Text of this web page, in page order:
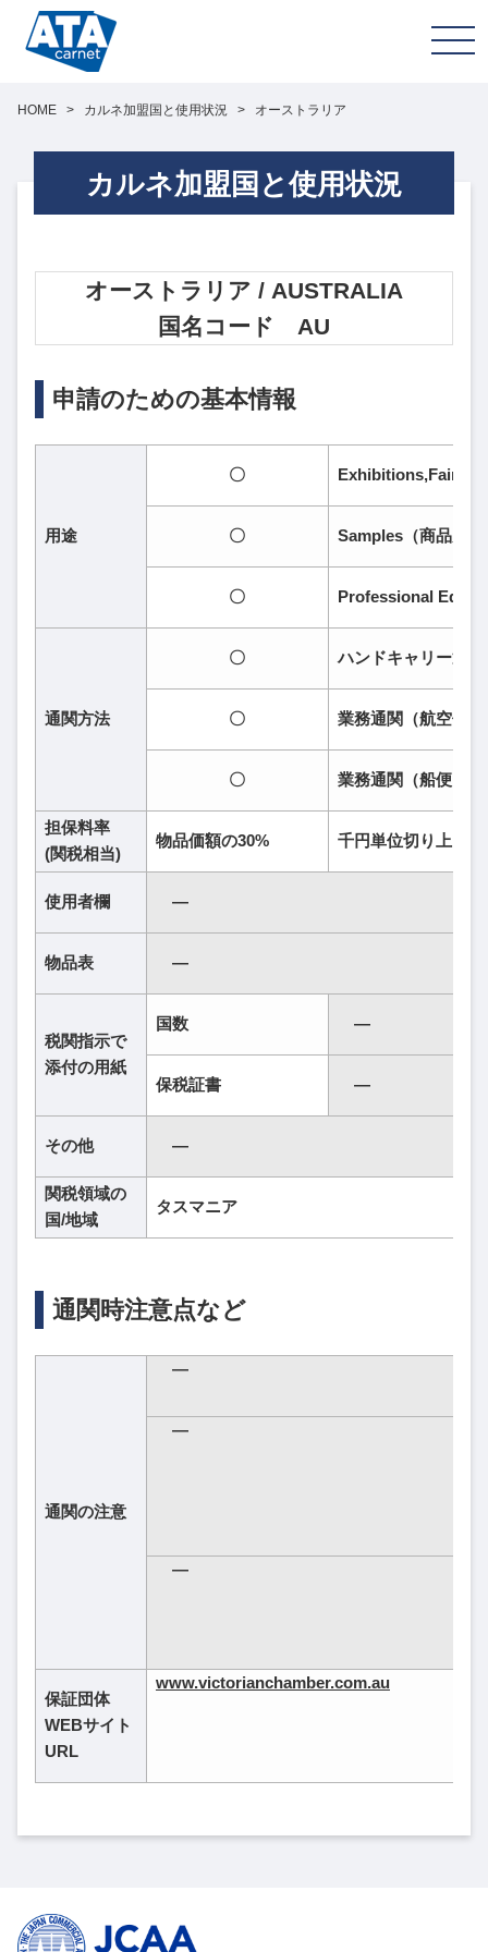
HOME > カルネ加盟国と使用状況 > オーストラリア
カルネ加盟国と使用状況
オーストラリア / AUSTRALIA
国名コード AU
申請のための基本情報
用途
〇
〇 Samples（商品見本
〇 Professional
通関方法
〇 ハンドキャリー通関
〇 業務通関（航空便）
〇 業務通関（船便）
担保料率
(関税相当)
物品価額の30% 千円単位切り上げ
使用者欄 ―
物品表 ―
税関指示で
添付の用紙
国数 ―
保税証書 ―
その他 ―
関税領域の
国/地域
タスマニア
通関時注意点など
通関の注意
―
―
―
保証団体
WEBサイト
URL
www.victorianchamber.com.au